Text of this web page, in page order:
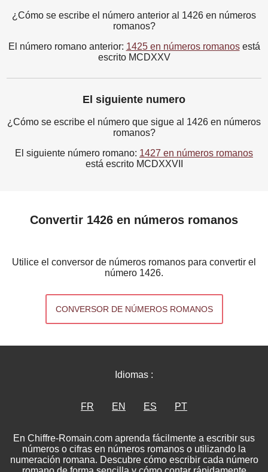
¿Cómo se escribe el número anterior al 1426 en números
romanos?
El número romano anterior: 1425 en números romanosestá
escrito MCDXXV
El siguiente numero
¿Cómo se escribe el número que sigue al 1426 en números
romanos?
El siguiente número romano: 1427 en números romanos
está escrito MCDXXVII
Convertir 1426 en números romanos
Utilice el conversor de números romanos para convertir el
número 1426.
CONVERSOR DE NÚMEROS ROMANOS
Idiomas :
FR EN ES PT
En Chiffre-Romain.com aprenda fácilmente a escribir sus
números o cifras en números romanos o utilizando la
numeración romana. Descubre cómo escribir cada número